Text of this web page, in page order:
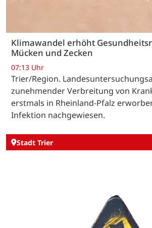
Klimawandel erhöht
Mücken und Zecken
07:13 Uhr
Trier/Region.
zunehmender Verbreitung von
erstmals in Rheinland-Pfalz
Infektion nachgewiesen.
Stadt Trier